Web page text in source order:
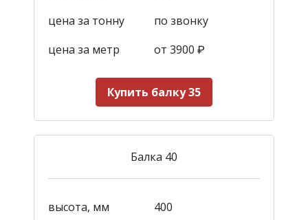
цена за тонну
по звонку
цена за метр
от 3900 ₽
Купить балку 35
Балка 40
высота, мм 400